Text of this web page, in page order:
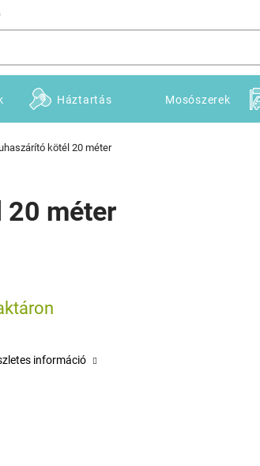
Háztartás Mosószerek
kötél 20 méter
20 méter
információ